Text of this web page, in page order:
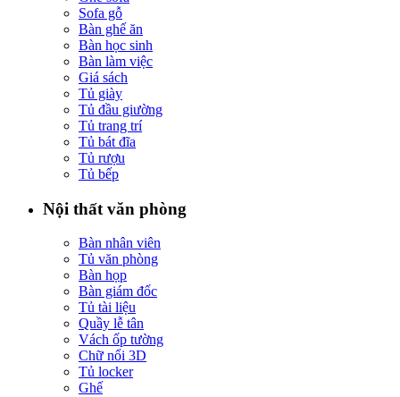
Sofa gỗ
Bàn ghế ăn
Bàn học sinh
Bàn làm việc
Giá sách
Tủ giày
Tủ đầu giường
Tủ trang trí
Tủ bát đĩa
Tủ rượu
Tủ bếp
Nội thất văn phòng
Bàn nhân viên
Tủ văn phòng
Bàn họp
Bàn giám đốc
Tủ tài liệu
Quầy lễ tân
Vách ốp tường
Chữ nổi 3D
Tủ locker
Ghế